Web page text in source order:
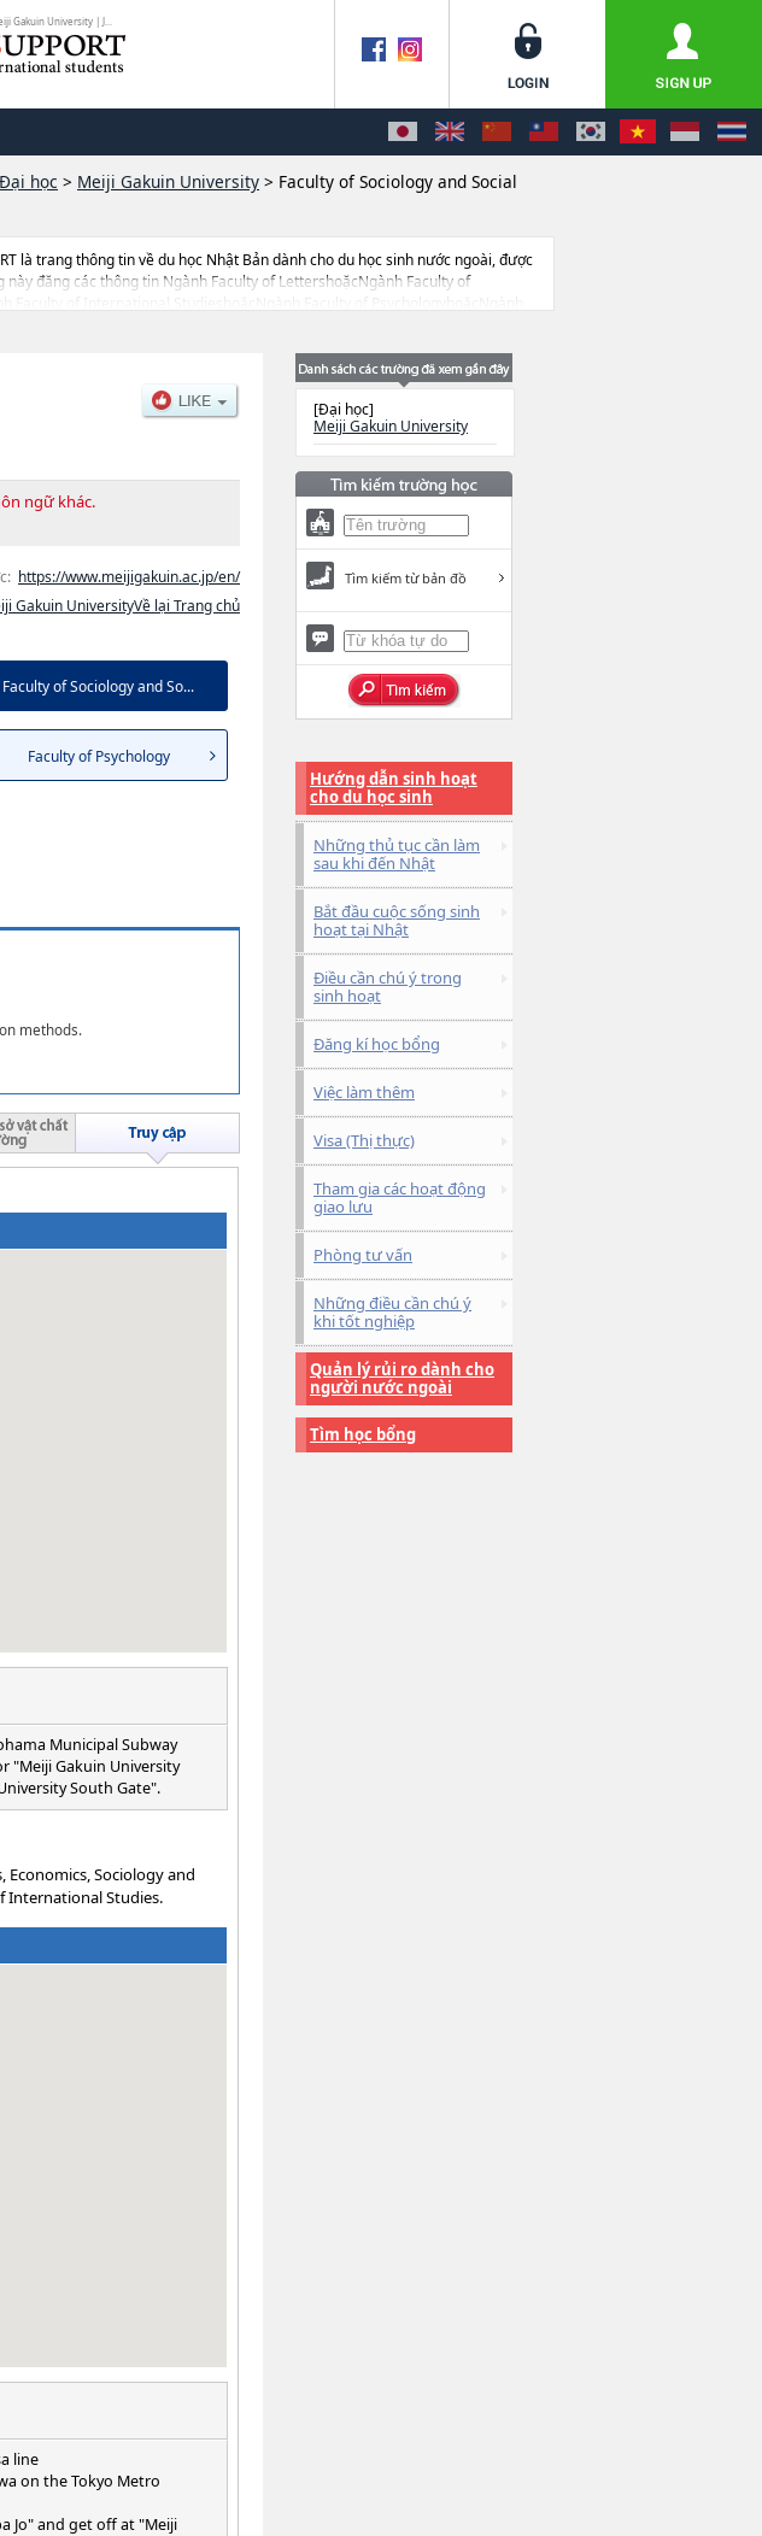
Gakuin University | J...
học > Meiji Gakuin University > Faculty of Sociology and Social
là trang thông tin về du học Nhật Bản dành cho du học sinh nước ngoài, được
đăng các thông tin Ngành Faculty of LettershoặcNgành Faculty of
Faculty of International StudieshoặcNgành Faculty of PsychologyhoặcNgành
ngữ khác.
https://www.meijigakuin.ac.jp/en/
Gakuin UniversityVề lại Trang chủ
Faculty of Sociology and So...
Faculty of Psychology
methods.
Municipal Subway
"Meiji Gakuin University
South Gate".
Sociology and
International Studies.
line
on the Tokyo Metro
Jo" and get off at "Meiji
[Đại học]
Meiji Gakuin University
Tìm kiếm từ bản đồ
Hướng dẫn sinh hoạt
cho du học sinh
Những thủ tục cần làm
sau khi đến Nhật
Bắt đầu cuộc sống sinh
hoạt tại Nhật
Điều cần chú ý trong
sinh hoạt
Đăng kí học bổng
Việc làm thêm
Visa (Thị thực)
Tham gia các hoạt động
giao lưu
Phòng tư vấn
Những điều cần chú ý
khi tốt nghiệp
Quản lý rủi ro dành cho
người nước ngoài
Tìm học bổng